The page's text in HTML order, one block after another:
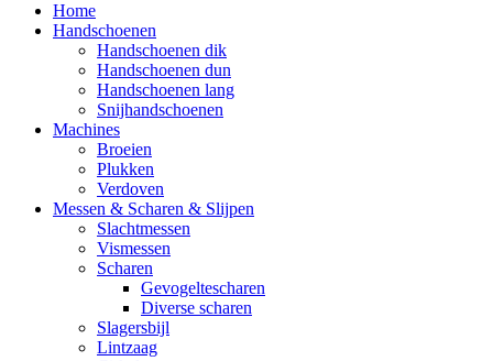
Home
Handschoenen
Handschoenen dik
Handschoenen dun
Handschoenen lang
Snijhandschoenen
Machines
Broeien
Plukken
Verdoven
Messen & Scharen & Slijpen
Slachtmessen
Vismessen
Scharen
Gevogeltescharen
Diverse scharen
Slagersbijl
Lintzaag